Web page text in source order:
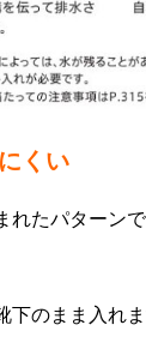
くい
れたパターン
のまま入れま